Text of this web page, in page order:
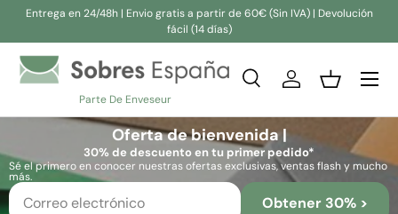
Entrega en 24/48h | Envio gratis a partir de 60€ (Sin IVA) | Devolución
fácil (14 días)
Parte De Enveseur
Buscar
Buscar
BuscarIniciar sesión
Cesta
Oferta de bienvenida |
30% de descuento en tu primer pedido*
Sé el primero en conocer nuestras ofertas exclusivas, ventas flash y mucho
más.
Obtener 30% >